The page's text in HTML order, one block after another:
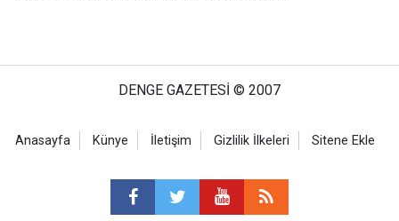
DENGE GAZETESİ © 2007
Anasayfa Künye İletişim Gizlilik İlkeleri Sitene Ekle